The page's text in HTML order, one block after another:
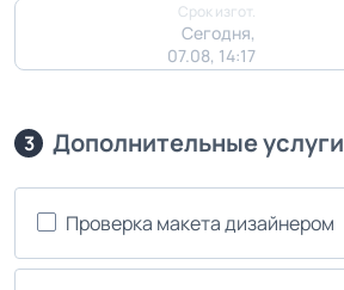
Срок изгот.
Сегодня,
07.08, 14:17
3 Дополнительные услуги
Проверка макета дизайнером